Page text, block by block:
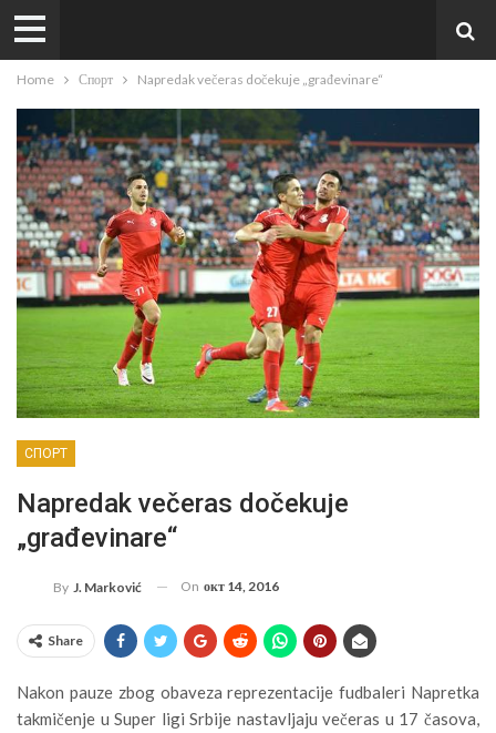
Home Спорт Napredak večeras dočekuje „građevinare“
СПОРТ
Napredak večeras dočekuje
„građevinare“
By J. Marković On окт 14, 2016
Share
Nakon pauze zbog obaveza reprezentacije fudbaleri Napretka
takmičenje u Super ligi Srbije nastavljaju večeras u 17 časova,